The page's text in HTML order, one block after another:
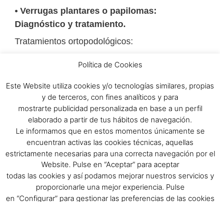
• Verrugas plantares o papilomas:
Diagnóstico y tratamiento.
Tratamientos ortopodológicos:
• Corrección trastornos podales en niños.
• Dolor de espalda, rodillas, tobillos.
• Prevención lesiones futuras. 6 meses de
garantía.
Tratamientos quirúrgicos:
• Uña encarnada recidivante.
Política de Cookies
Este Website utiliza cookies y/o tecnologías similares, propias
y de terceros, con fines analíticos y para
mostrarte publicidad personalizada en base a un perfil
elaborado a partir de tus hábitos de navegación.
Le informamos que en estos momentos únicamente se
encuentran activas las cookies técnicas, aquellas
estrictamente necesarias para una correcta navegación por el
Website. Pulse en “Aceptar” para aceptar
todas las cookies y así podamos mejorar nuestros servicios y
proporcionarle una mejor experiencia. Pulse
en “Configurar” para gestionar las preferencias de las cookies